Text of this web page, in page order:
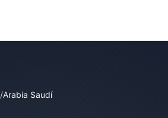
/Arabia Saudí